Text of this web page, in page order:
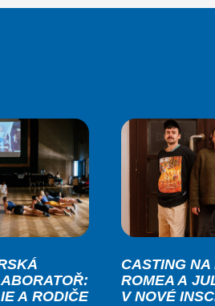
A RODIČE
CASTING NA
ROMEA A
V NOVÉ